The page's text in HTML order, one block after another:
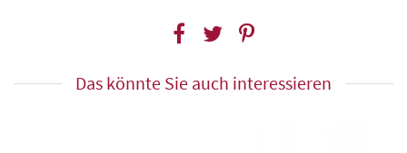
Das könnte Sie auch interessieren